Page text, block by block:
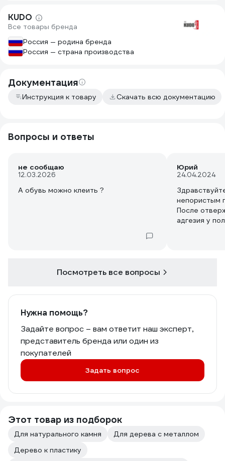
KUDO
Все товары бренда
Россия — родина бренда
Россия — страна производства
Документация
Инструкция к товару Скачать всю документацию
Вопросы и ответы
не сообщаю
12.03.2026
А обувь можно клеить ?
Юрий
24.04.2024
непористым
После
адгезия у
Посмотреть все вопросы
Нужна помощь?
Задайте вопрос – вам ответит наш эксперт,
представитель бренда или один из
покупателей
Задать вопрос
Этот товар из подборок
Для натурального камня
Для дерева с металлом
Дерево к пластику